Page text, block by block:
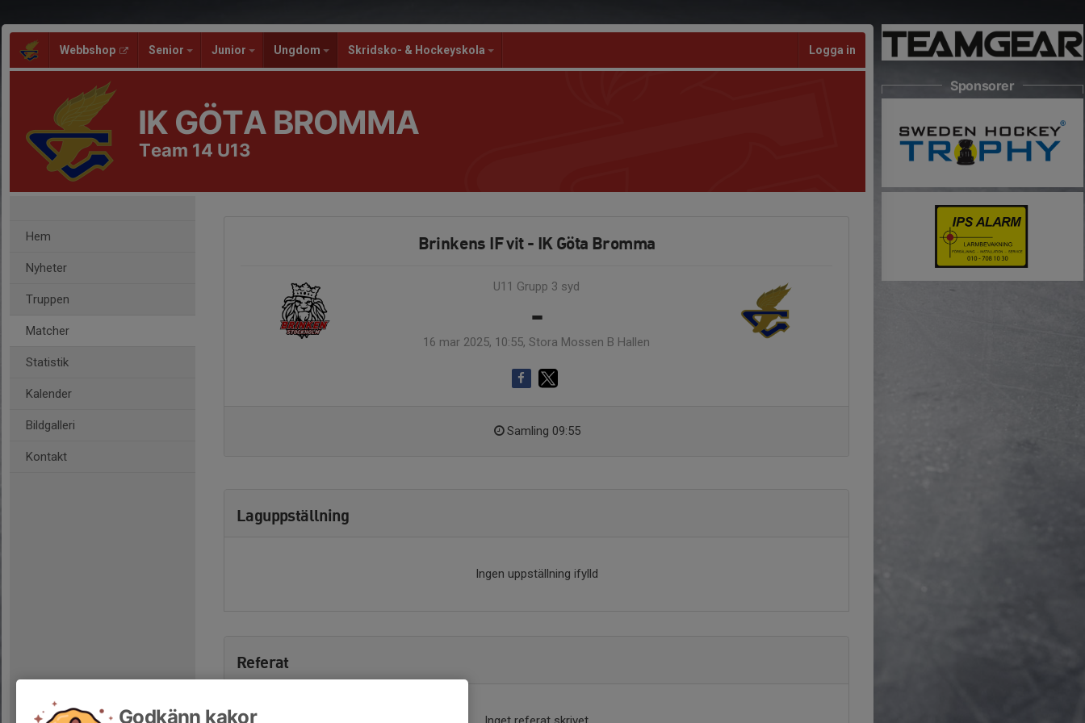
Webbshop Senior Junior Ungdom Skridsko- & Hockeyskola Logga in
IK GÖTA BROMMA
Team 14 U13
Hem
Nyheter
Truppen
Matcher
Statistik
Kalender
Bildgalleri
Kontakt
Brinkens IF vit - IK Göta Bromma
U11 Grupp 3 syd
-
16 mar 2025, 10:55, Stora Mossen B Hallen
Samling 09:55
Laguppställning
Ingen uppställning ifylld
Referat
Sponsorer
Godkänn kakor